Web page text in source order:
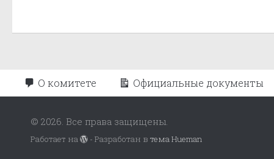
О комитете Официальные документы
© 2026. Все права защищены.
Работает на - Разработан втема Hueman